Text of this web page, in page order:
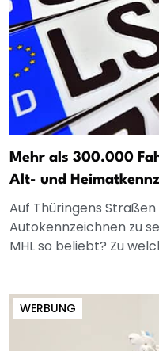
Mehr als 300.000
Alt- und
Auf Thüringens
Autokennzeichnen zu
MHL so beliebt? Zu
WERBUNG